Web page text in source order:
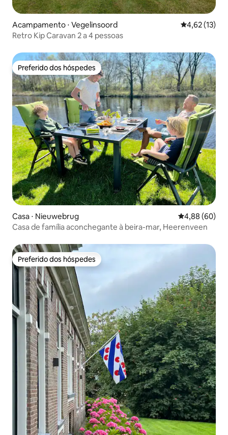
Acampamento ⋅ Vegelinsoord 4,62 de uma
4,62 (13)
Retro Kip Caravan 2 a 4 pessoas
Preferido dos hóspedes
Preferido dos hóspedes
Casa ⋅ Nieuwebrug 4,88 de uma
4,88 (60)
Casa de família aconchegante à beira-mar, Heerenveen
Preferido dos hóspedes
Preferido dos hóspedes